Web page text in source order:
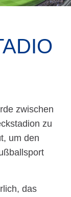
zwischen
zu
um den
das